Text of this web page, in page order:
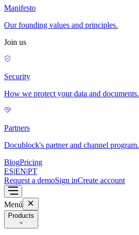
Manifesto
Our founding values and principles.
Join us
Security
How we protect your data and documents.
Partners
Docublock's partner and channel program.
BlogPricing
ES|EN|PT
Request a demoSign inCreate account
Menú
Products